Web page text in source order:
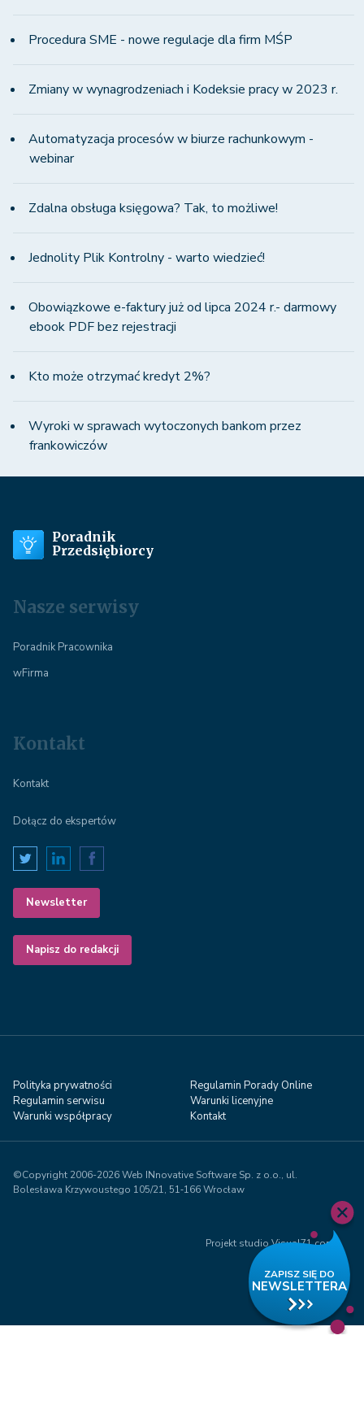
Procedura SME - nowe regulacje dla firm MŚP
Zmiany w wynagrodzeniach i Kodeksie pracy w 2023 r.
Automatyzacja procesów w biurze rachunkowym -
webinar
Zdalna obsługa księgowa? Tak, to możliwe!
Jednolity Plik Kontrolny - warto wiedzieć!
Obowiązkowe e-faktury już od lipca 2024 r.- darmowy
ebook PDF bez rejestracji
Kto może otrzymać kredyt 2%?
Wyroki w sprawach wytoczonych bankom przez
frankowiczów
Poradnik
Przedsiębiorcy
Nasze serwisy
Poradnik Pracownika
wFirma
Kontakt
Kontakt
Dołącz do ekspertów
Newsletter
Napisz do redakcji
Polityka prywatności
Regulamin Porady Online
Regulamin serwisu
Warunki licenyjne
Warunki współpracy
Kontakt
©Copyright 2006-2026 Web INnovative Software Sp. z o.o., ul.
Bolesława Krzywoustego 105/21, 51‑166 Wrocław
Projekt studio Visual71.com